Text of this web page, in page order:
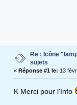
Re : Icône
sujets
« Réponse #1 le: 13
K Merci pour l'Info